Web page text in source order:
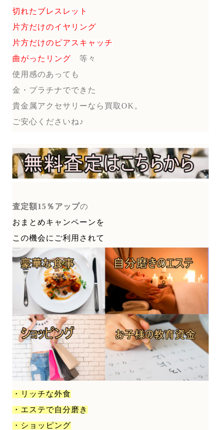
切れたブレスレット
片方だけのイヤリング
片方だけのピアスキャッチ
曲がったリング
等々
使用感のあっても
金・プラチナでできた
貴金属アクセサリーなら買取OK。
ご安心くださいね♪
査定額15％アップの
おまとめキャンペーンを
この機会にご利用されて
・リッチな外食
・エステで自分磨き
・ショッピング